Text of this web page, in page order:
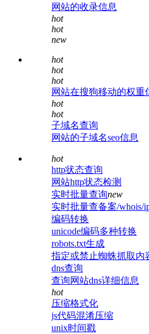
网站的收录信息
hot
hot
new
hot
hot
hot
网站在搜狗移动的权重
hot
hot
子域名查询
网站的子域名seo信息
hot
http状态查询
网站http状态检测
实时批量查询new
实时批量查备案/whois/
编码转换
unicode编码多种转换
robots.txt生成
指定或禁止蜘蛛抓取内
dns查询
查询网站dns详细信息
hot
压缩格式化
js代码混淆压缩
unix时间戳